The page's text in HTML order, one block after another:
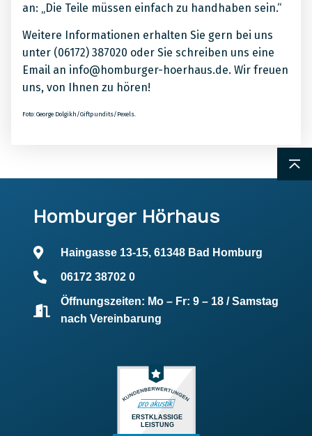
an: „Die Teile müssen einfach zu handhaben sein.“
Weitere Informationen erhalten Sie gern bei uns
unter (06172) 387020 oder Sie schreiben uns eine
Email an info@homburger-hoerhaus.de. Wir freuen
uns, von Ihnen zu hören!
Foto: George Dolgikh/Giftpundits/Pexels.
Homburger Hörhaus
Haingasse 13-15, 61348 Bad Homburg
06172 38702 0
Öffnungszeiten: Mo – Fr: 9 – 18 / Samstag
nach Vereinbarung
ERSTKLASSIGE
LEISTUNG